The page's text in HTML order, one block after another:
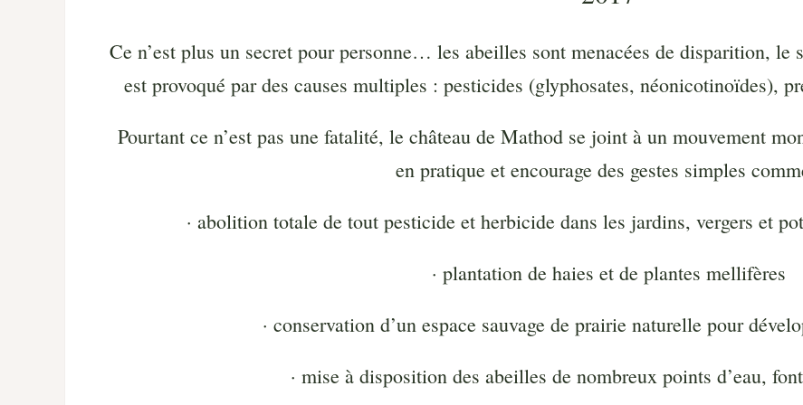
Ce n’est plus un secret pour personne… les abeilles sont menacées de disparition, le
est provoqué par des causes multiples : pesticides (glyphosates, néonicotinoïdes),
Pourtant ce n’est pas une fatalité, le château de Mathod se joint à un mouvement
en pratique et encourage des gestes simples
· abolition totale de tout pesticide et herbicide dans les jardins, vergers et
· plantation de haies et de plantes mellifères
· conservation d’un espace sauvage de prairie naturelle pour
· mise à disposition des abeilles de nombreux points d’eau,